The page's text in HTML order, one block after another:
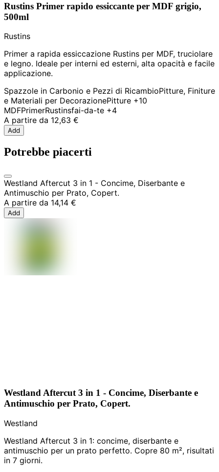
Rustins Primer rapido essiccante per MDF grigio,
500ml
Rustins
Primer a rapida essiccazione Rustins per MDF, truciolare
e legno. Ideale per interni ed esterni, alta opacità e facile
applicazione.
Spazzole in Carbonio e Pezzi di RicambioPitture, Finiture
e Materiali per DecorazionePitture +10
MDFPrimerRustinsfai-da-te +4
A partire da 12,63 €
Add
Potrebbe piacerti
Westland Aftercut 3 in 1 - Concime, Diserbante e
Antimuschio per Prato, Copert.
A partire da 14,14 €
Add
Westland Aftercut 3 in 1 - Concime, Diserbante e
Antimuschio per Prato, Copert.
Westland
Westland Aftercut 3 in 1: concime, diserbante e
antimuschio per un prato perfetto. Copre 80 m², risultati
in 7 giorni.